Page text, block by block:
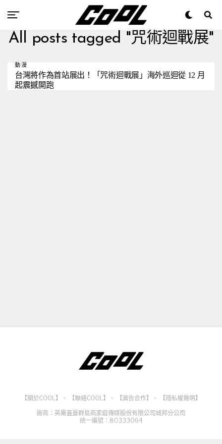
All posts tagged "咒術迴戰展"
動漫
台灣將作為首站展出！「咒術迴戰展」海外巡迴從 12 月
起震撼開跑
【關於COOL】 、 【聯絡COOL】 、 【廣告合作】 、
【隱私權聲明】
廠商：英屬蓋曼群島商家庭傳媒股份有限公司城邦分公司
統一編號：80333064